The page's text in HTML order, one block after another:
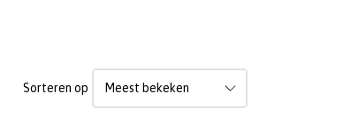
Sorteren op